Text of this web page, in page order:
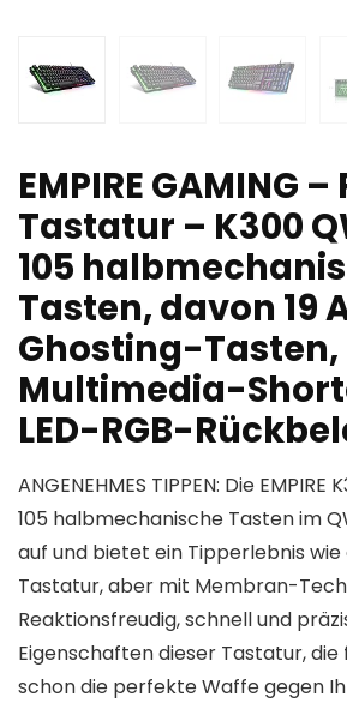
EMPIRE GAMING –
Tastatur – K300
105
Tasten, davon 19
Ghosting-Tasten,
Multimedia-
LED-RGB-
ANGENEHMES TIPPEN: Die
105 halbmechanische Tasten im
auf und bietet ein Tipperlebnis
Tastatur, aber mit Membran-
Reaktionsfreudig, schnell und
Eigenschaften dieser Tastatur, die
schon die perfekte Waffe gegen